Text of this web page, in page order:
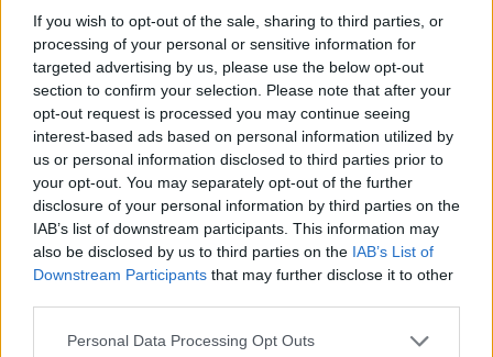
If you wish to opt-out of the sale, sharing to third parties, or
processing of your personal or sensitive information for
targeted advertising by us, please use the below opt-out
section to confirm your selection. Please note that after your
opt-out request is processed you may continue seeing
interest-based ads based on personal information utilized by
us or personal information disclosed to third parties prior to
your opt-out. You may separately opt-out of the further
disclosure of your personal information by third parties on the
IAB’s list of downstream participants. This information may
also be disclosed by us to third parties on the IAB’s List of
Downstream Participants that may further disclose it to other
Please note that this website/app uses one or more Google
Personal Data Processing Opt Outs